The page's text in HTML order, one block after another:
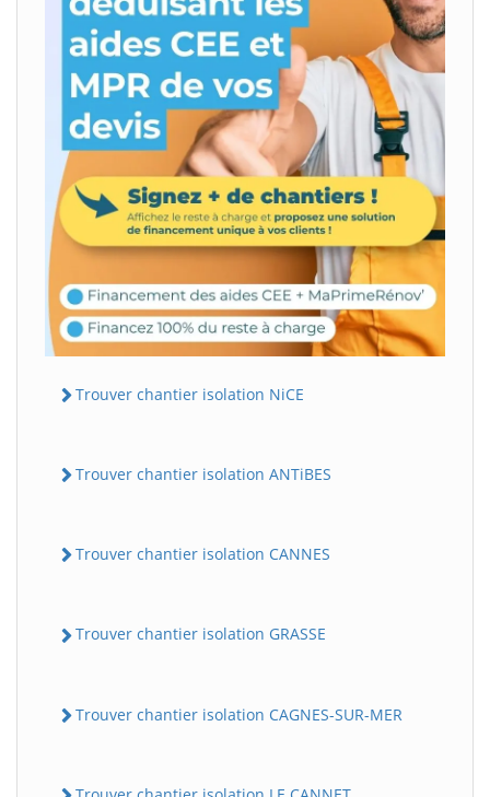
Trouver chantier isolation NiCE
Trouver chantier isolation ANTiBES
Trouver chantier isolation CANNES
Trouver chantier isolation GRASSE
Trouver chantier isolation CAGNES-SUR-MER